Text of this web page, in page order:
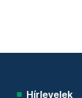
Hírlevelek